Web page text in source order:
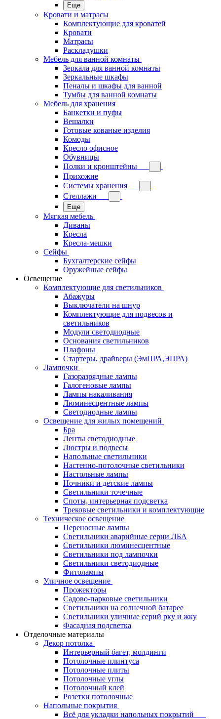
Еще
Кровати и матрасы
Комплектующие для кроватей
Кровати
Матрасы
Раскладушки
Мебель для ванной комнаты
Зеркала для ванной комнаты
Зеркальные шкафы
Пеналы и шкафы для ванной
Тумбы для ванной комнаты
Мебель для хранения
Банкетки и пуфы
Вешалки
Готовые кованые изделия
Комоды
Кресло офисное
Обувницы
Полки и кронштейны
Прихожие
Системы хранения
Стеллажи
Еще
Мягкая мебель
Диваны
Кресла
Кресла-мешки
Сейфы
Бухгалтерские сейфы
Оружейные сейфы
Освещение
Комплектующие для светильников
Абажуры
Выключатели на шнур
Комплектующие для подвесов и
светильников
Модули светодиодные
Основания светильников
Плафоны
Стартеры, драйверы (ЭмПРА,ЭПРА)
Лампочки
Газоразрядные лампы
Галогеновые лампы
Лампы накаливания
Люминесцентные лампы
Светодиодные лампы
Освещение для жилых помещений
Бра
Ленты светодиодные
Люстры и подвесы
Напольные светильники
Настенно-потолочные светильники
Настольные лампы
Ночники и детские лампы
Светильники точечные
Споты, интерьерная подсветка
Трековые светильники и комплектующие
Техническое освещение
Переносные лампы
Светильники аварийные серии ЛБА
Светильники люминесцентные
Светильники под лампочки
Светильники светодиодные
Фитолампы
Уличное освещение
Прожекторы
Садово-парковые светильники
Светильники на солнечной батарее
Светильники уличные серий рку и жку
Фасадная подсветка
Отделочные материалы
Декор потолка
Интерьерный багет, молдинги
Потолочные плинтуса
Потолочные плиты
Потолочные углы
Потолочный клей
Розетки потолочные
Напольные покрытия
Всё для укладки напольных покрытий